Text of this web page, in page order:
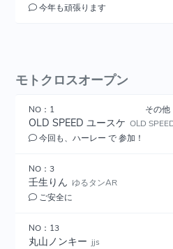
今年も頑張ります
モトクロスオープン
NO：1 その
OLD SPEED ユースケ OLD
今回も、ハーレー で 参加！
NO：3
壬生りん ゆるタンAR
ご安全に
NO：13
丸山ノンキー jjs